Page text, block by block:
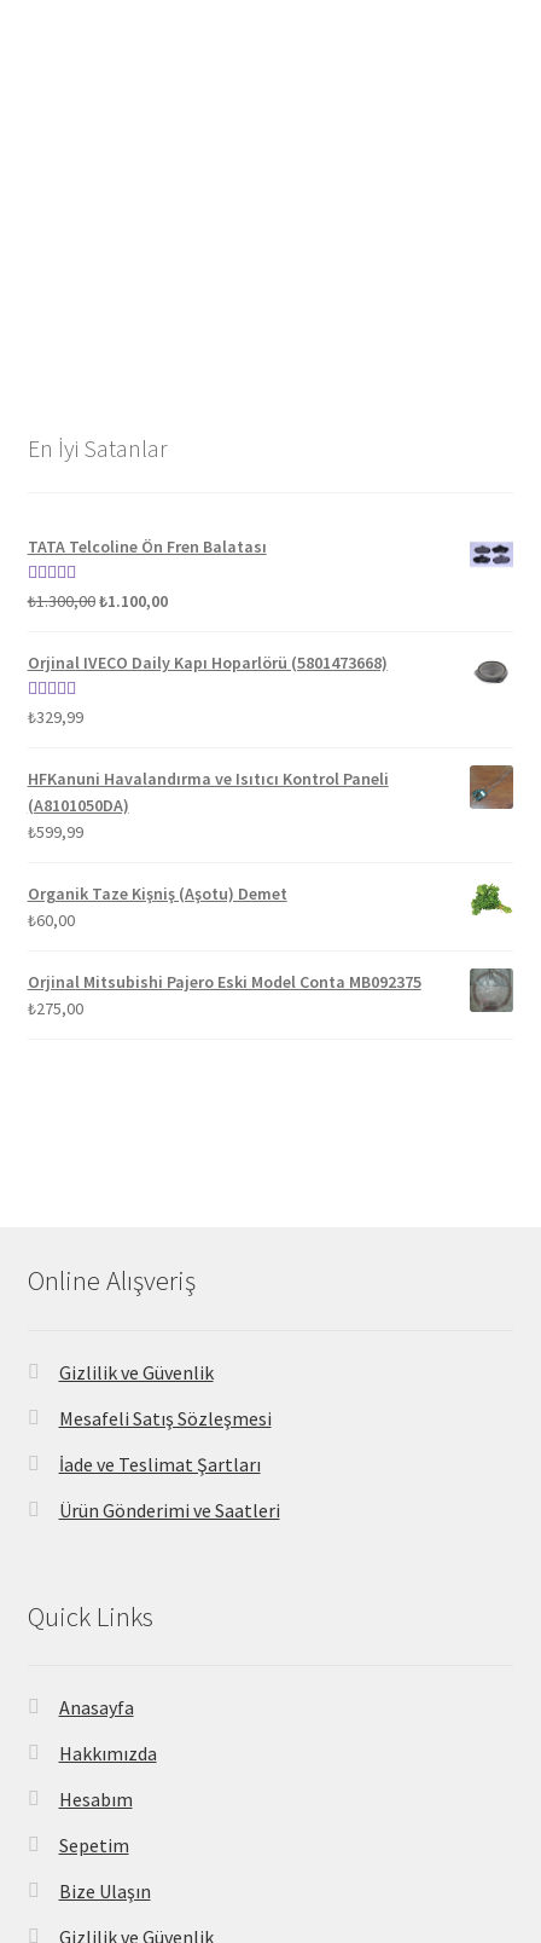
En İyi Satanlar
TATA Telcoline Ön Fren Balatası
5 üzerinden
₺1.300,00Orijinal
₺1.300,00.
₺1.100,00Şu
fiyat:
₺1.100,00.
Orjinal IVECO Daily Kapı Hoparlörü (5801473668)
5 üzerinden
₺329,99
HFKanuni Havalandırma ve Isıtıcı Kontrol Paneli
(A8101050DA)
₺599,99
Organik Taze Kişniş (Aşotu) Demet
₺60,00
Orjinal Mitsubishi Pajero Eski Model Conta MB092375
₺275,00
Online Alışveriş
Gizlilik ve Güvenlik
Mesafeli Satış Sözleşmesi
İade ve Teslimat Şartları
Ürün Gönderimi ve Saatleri
Quick Links
Anasayfa
Hakkımızda
Hesabım
Sepetim
Bize Ulaşın
Gizlilik ve Güvenlik